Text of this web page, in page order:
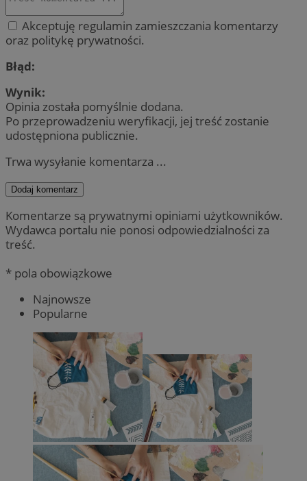
Akceptuję regulamin zamieszczania komentarzy
oraz politykę prywatności.
Błąd:
Wynik:
Opinia została pomyślnie dodana.
Po przeprowadzeniu weryfikacji, jej treść zostanie
udostępniona publicznie.
Trwa wysyłanie komentarza ...
Dodaj komentarz
Komentarze są prywatnymi opiniami użytkowników.
Wydawca portalu nie ponosi odpowiedzialności za
treść.
* pola obowiązkowe
Najnowsze
Popularne